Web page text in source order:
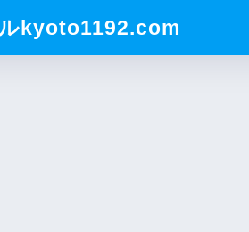
kyoto1192.com